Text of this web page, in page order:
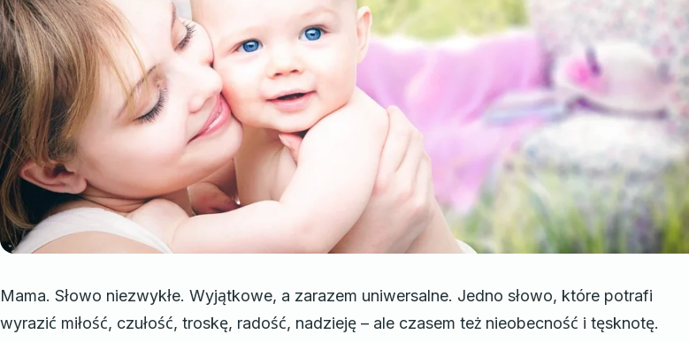
Mama. Słowo niezwykłe. Wyjątkowe, a zarazem uniwersalne. Jedno słowo, które potrafi
wyrazić miłość, czułość, troskę, radość, nadzieję – ale czasem też nieobecność i tęsknotę.